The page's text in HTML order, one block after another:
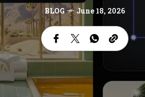
BLOG June 18, 2026